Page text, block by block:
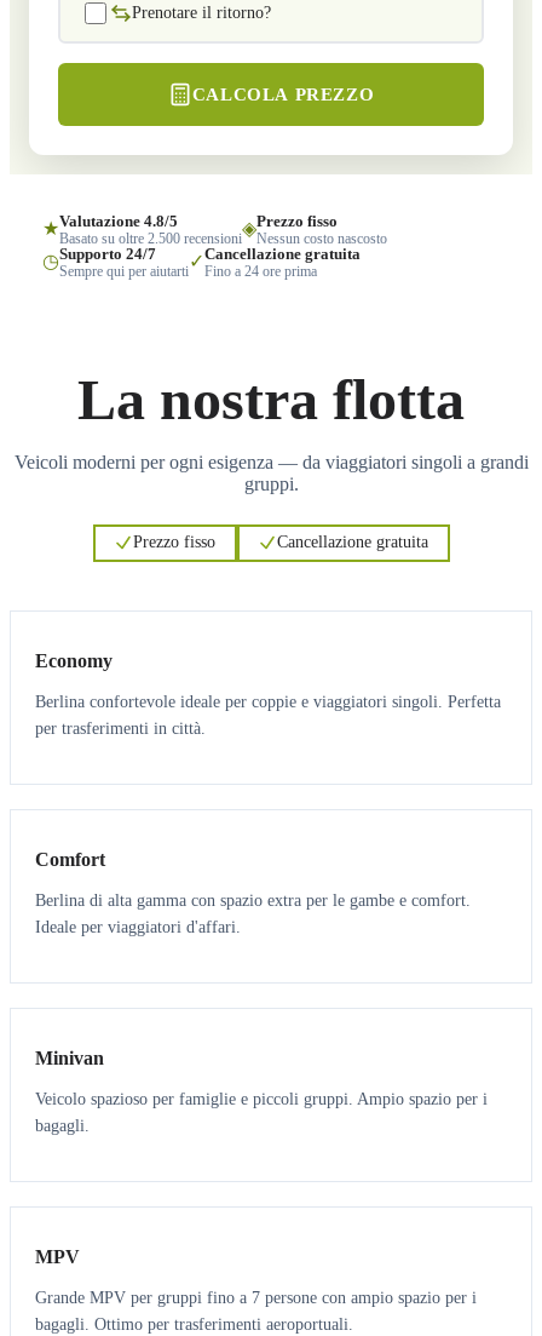
Prenotare il ritorno?
CALCOLA PREZZO
★Valutazione 4.8/5
Basato su oltre 2.500 recensioni◈Prezzo fisso
Nessun costo nascosto
◷Supporto 24/7
Sempre qui per aiutarti✓Cancellazione gratuita
Fino a 24 ore prima
La nostra flotta
Veicoli moderni per ogni esigenza — da viaggiatori singoli a grandi
gruppi.
Prezzo fisso Cancellazione gratuita
Economy
Berlina confortevole ideale per coppie e viaggiatori singoli. Perfetta
per trasferimenti in città.
3 3
Comfort
Berlina di alta gamma con spazio extra per le gambe e comfort.
Ideale per viaggiatori d'affari.
6 5
Minivan
Veicolo spazioso per famiglie e piccoli gruppi. Ampio spazio per i
bagagli.
7 7
MPV
Grande MPV per gruppi fino a 7 persone con ampio spazio per i
bagagli. Ottimo per trasferimenti aeroportuali.